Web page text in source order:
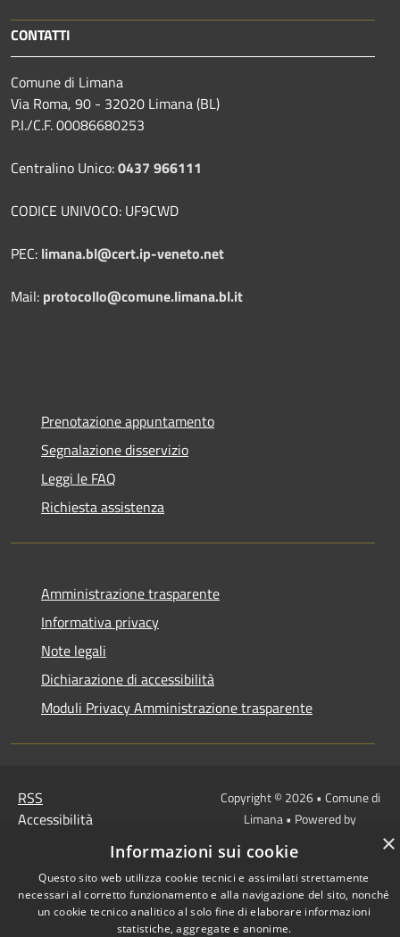
CONTATTI
Comune di Limana
Via Roma, 90 - 32020 Limana (BL)
P.I./C.F. 00086680253
Centralino Unico:0437 966111
CODICE UNIVOCO: UF9CWD
PEC: limana.bl@cert.ip-veneto.net
Mail: protocollo@comune.limana.bl.it
Prenotazione appuntamento
Segnalazione disservizio
Leggi le FAQ
Richiesta assistenza
Amministrazione trasparente
Informativa privacy
Note legali
Dichiarazione di accessibilità
Moduli Privacy Amministrazione trasparente
RSS
Accessibilità
Mappa del sito
Copyright © 2026 • Comune di
Limana • Powered by
Municipium
redazione
×
Informazioni sui cookie
Questo sito web utilizza cookie tecnici e assimilati strettamente
necessari al corretto funzionamento e alla navigazione del sito, nonché
un cookie tecnico analitico al solo fine di elaborare informazioni
statistiche, aggregate e anonime.